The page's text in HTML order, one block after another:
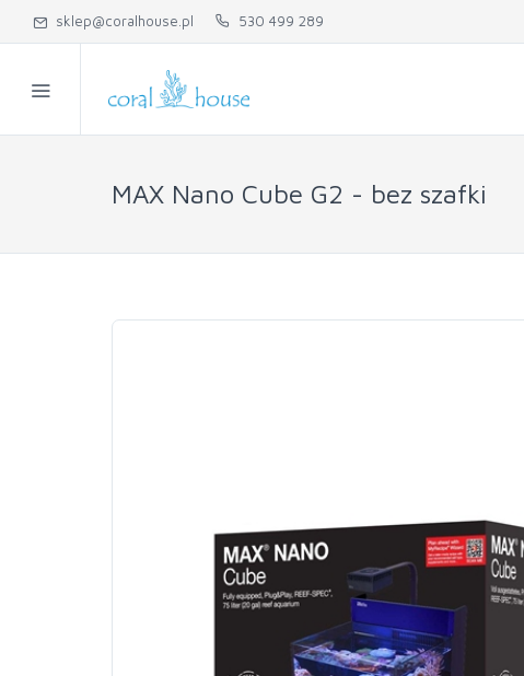
sklep@coralhouse.pl 530 499 289
MAX Nano Cube G2 - bez szafki